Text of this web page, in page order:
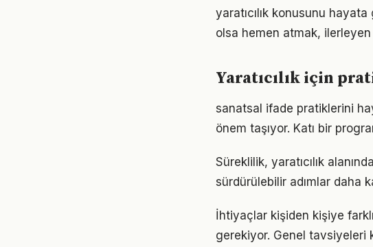
yaratıcılık konusunu
olsa hemen atmak,
Yaratıcılık için
sanatsal ifade pratiklerini
önem taşıyor. Katı bir
Süreklilik, yaratıcılık
sürdürülebilir adımlar daha
İhtiyaçlar kişiden kişiye
gerekiyor. Genel tavsiyeleri